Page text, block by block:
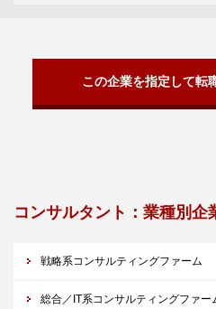
この企業を指定して転
コンサルタント：業種別企
戦略系コンサルティングファーム
総合／IT系コンサルティングファー